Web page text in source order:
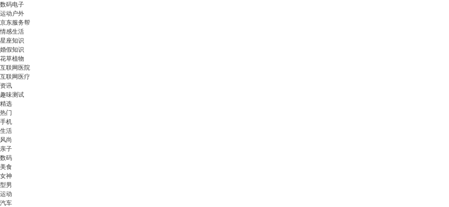
数码电子
运动户外
京东服务帮
情感生活
星座知识
婚假知识
花草植物
互联网医院
互联网医疗
资讯
趣味测试
精选
热门
手机
生活
风尚
亲子
数码
美食
女神
型男
运动
汽车